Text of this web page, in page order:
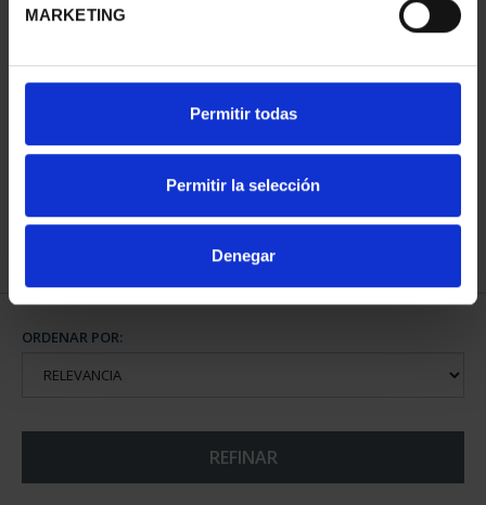
MARKETING
Permitir todas
Permitir la selección
Denegar
CIUDADES PATRIMONIO
73,00 €
ORDENAR POR:
REFINAR